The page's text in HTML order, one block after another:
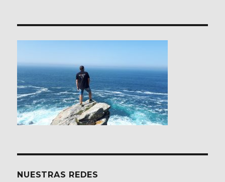
NUESTRAS REDES